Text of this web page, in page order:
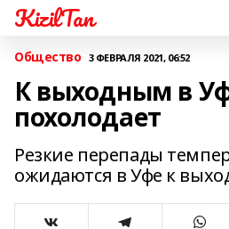
KizilTan
Общество 3 ФЕВРАЛЯ 2021, 06:52
К выходным в
похолодает
Резкие перепады
ожидаются в Уфе к